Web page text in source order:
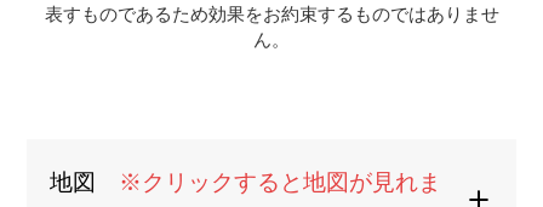
表すものであるため効果をお約束するものではありませ
ん。
地図 ※クリックすると地図が見れま